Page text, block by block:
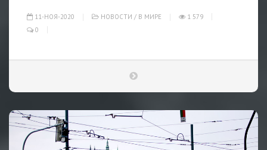
11-НОЯ-2020 НОВОСТИ / В МИРЕ
1 579
0